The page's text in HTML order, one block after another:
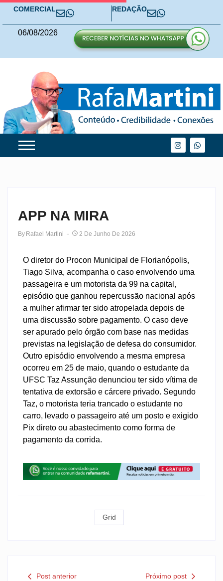
COMERCIAL REDAÇÃO
06/08/2026
APP NA MIRA
By Rafael Martini 2 De Junho De 2026
O diretor do Procon Municipal de Florianópolis,
Tiago Silva, acompanha o caso envolvendo uma
passageira e um motorista da 99 na capital,
episódio que ganhou repercussão nacional após
a mulher afirmar ter sido atropelada depois de
uma discussão sobre pagamento. O caso deve
ser apurado pelo órgão com base nas medidas
previstas na legislação de defesa do consumidor.
Outro episódio envolvendo a mesma empresa
ocorreu em 25 de maio, quando o estudante da
UFSC Taz Assunção denunciou ter sido vítima de
tentativa de extorsão e cárcere privado. Segundo
Taz, o motorista teria trancado o estudante no
carro, levado o passageiro até um posto e exigido
Pix direto ou abastecimento como forma de
pagamento da corrida.
Grid
Post anterior Próximo post